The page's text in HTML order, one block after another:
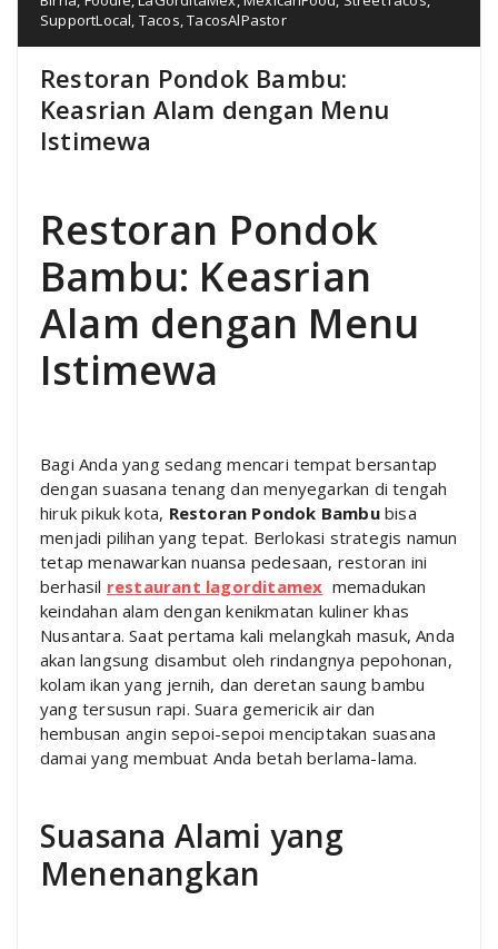
SupportLocal Tacos ,TacosAlPastor
Restoran Pondok Bambu:
Keasrian Alam dengan Menu
Istimewa
Restoran Pondok
Bambu: Keasrian
Alam dengan Menu
Istimewa
Bagi Anda yang sedang mencari tempat bersantap
dengan suasana tenang dan menyegarkan di tengah
hiruk pikuk kota, Restoran Pondok Bambubisa
menjadi pilihan yang tepat. Berlokasi strategis namun
tetap menawarkan nuansa pedesaan, restoran ini
berhasil restaurant lagorditamex memadukan
keindahan alam dengan kenikmatan kuliner khas
Nusantara. Saat pertama kali melangkah masuk, Anda
akan langsung disambut oleh rindangnya pepohonan,
kolam ikan yang jernih, dan deretan saung bambu
yang tersusun rapi. Suara gemericik air dan
hembusan angin sepoi-sepoi menciptakan suasana
damai yang membuat Anda betah berlama-lama.
Suasana Alami yang
Menenangkan